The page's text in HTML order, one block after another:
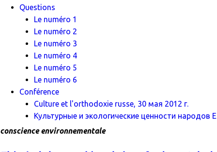
Questions
Le numéro 1
Le numéro 2
Le numéro 3
Le numéro 4
Le numéro 5
Le numéro 6
Conférence
Culture et l'orthodoxie russe, 30 мая 2012 г.
Культурные и экологические ценности народов
conscience environnementale